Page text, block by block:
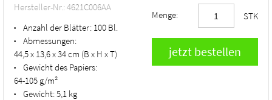
Hersteller-Nr.: 4621C006AA
• Anzahl der Blätter: 100 Bl.
•
Abmessungen:
44,5 x 13,6 x 34 cm (B x H x T)
•
Gewicht des Papiers:
64-105 g/m²
• Gewicht:5,1 kg
Menge: STK